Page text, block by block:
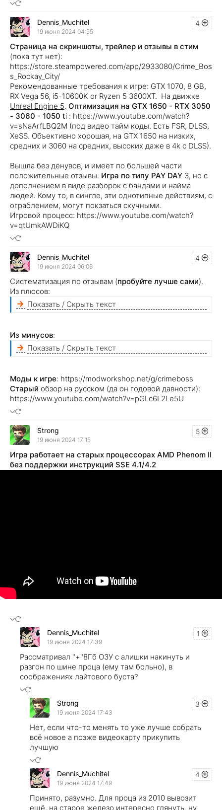
4
Dennis_Muchitel
19 июня 2024 04:55
Страница на скриншоты, трейлер и отзывы в стим
(пока тут нет):
https://store.steampowered.com/app/2933080/Crime_Bos
s_Rockay_City/
Рекомендованные требования к игре: GTX 1070, 8 GB,
RX Vega 56, i5-10600K or Ryzen 5 3600XT. На движке
Unreal Engine 5. Оптимизация на GTX 1650 - RTX 3050
- 3060 - 1050 ti : https://www.youtube.com/watch?
v=sNaArfLBQ2M (под видео тайм коды. Есть FSR, DLSS,
XeSS. Объективно хорошая, на GTX 1650 на низких,
средних и 3060 на средних, высоких даже в 4k с DLSS).
Вышла без денувов, и имеет по большей части
положительные отзывы. Игра по типу PAY DAY 3, но с
дополнением в виде разборок с бандами и найма
людей. Кому то, в сингле, эти однотипные действиям, с
ограблением, могут покзаться скучными.
Игровой процесс: https://www.youtube.com/watch?
v=qtUmkAWDiKQ
4
Dennis_Muchitel
19 июня 2024 06:06
Систематизация по отзывам (пробуйте лучше сами).
Из плюсов:
Показать / Скрыть текст
Из минусов:
Показать / Скрыть текст
Моды к игре: https://modworkshop.net/g/crimeboss
Старый обзор на русском (да он годовой давности):
https://www.youtube.com/watch?v=pGLc6L2Le5U
5
Strong
19 июня 2024 17:15
Игра работает на старых процессорах AMD Phenom II
без поддержки инструкций SSE 4.1/4.2
1
Dennis_Muchitel
19 июня 2024 17:39
Рассматривал "+"8Гб ОЗУ с алишки накинуть и
разгон по шине проца (ему там больно), в
соображениях лайтового буста?
3
Strong
19 июня 2024 17:43
Нет, если что-то менять то уже лучше собрать
всё новое а позже видеокарту прикупить
лучшую
4
Dennis_Muchitel
19 июня 2024 17:49
Принято, разумно. Для проца из 2010 вывозит
ещё. на старое железо интересно глянуть. ну